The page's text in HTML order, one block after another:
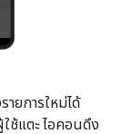
ายการใหม่ได้
ช้แตะ ไอคอนดึง